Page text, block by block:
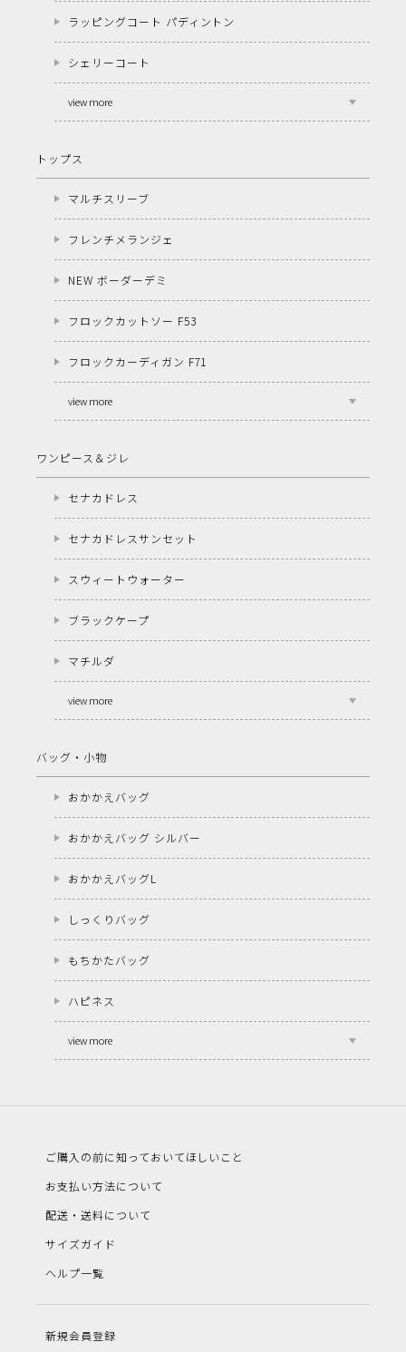
ラッピングコート パディントン
シェリーコート
view more
トップス
マルチスリーブ
フレンチメランジェ
NEW ボーダーデミ
フロックカットソー F53
フロックカーディガン F71
view more
ワンピース＆ジレ
セナカドレス
セナカドレスサンセット
スウィートウォーター
ブラックケープ
マチルダ
view more
バッグ・小物
おかかえバッグ
おかかえバッグ シルバー
おかかえバッグL
しっくりバッグ
もちかたバッグ
ハピネス
view more
ご購入の前に知っておいてほしいこと
お支払い方法について
配送・送料について
サイズガイド
ヘルプ一覧
新規会員登録